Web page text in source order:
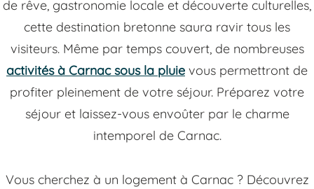
de rêve, gastronomie locale et découverte culturelles,
cette destination bretonne saura ravir tous les
visiteurs. Même par temps couvert, de nombreuses
activités à Carnac sous la pluie vous permettront de
profiter pleinement de votre séjour. Préparez votre
séjour et laissez-vous envoûter par le charme
intemporel de Carnac.
Vous cherchez à un logement à Carnac ? Découvrez